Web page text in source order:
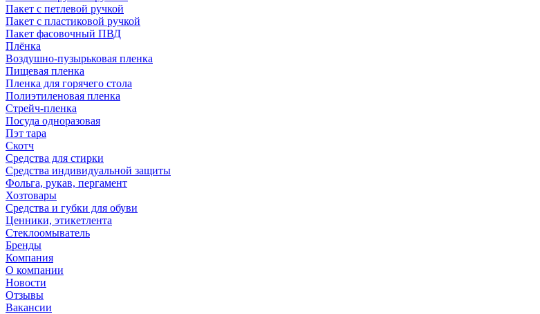
Пакет с петлевой ручкой
Пакет с пластиковой ручкой
Пакет фасовочный ПВД
Плёнка
Воздушно-пузырьковая пленка
Пищевая пленка
Пленка для горячего стола
Полиэтиленовая пленка
Стрейч-пленка
Посуда одноразовая
Пэт тара
Скотч
Средства для стирки
Средства индивидуальной защиты
Фольга, рукав, пергамент
Хозтовары
Средства и губки для обуви
Ценники, этикетлента
Стеклоомыватель
Бренды
Компания
О компании
Новости
Отзывы
Вакансии